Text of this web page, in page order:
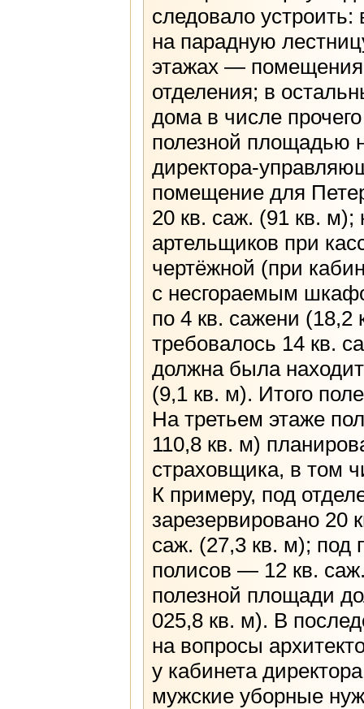
следовало
на парадную
этажах — помещения
отделения; в
дома в числе
полезной площадью
директора-
помещение для
20 кв. саж. (91 кв. м);
артельщиков при
чертёжной (при
с несгораемым
по 4 кв. сажени (18,2
требовалось 14 кв.
должна была
(9,1 кв. м). Итого
На третьем этаже
110,8 кв. м)
страховщика, в том
К примеру, под
зарезервировано 20
саж. (27,3 кв. м); под
полисов — 12 кв.
полезной площади
025,8 кв. м). В
на вопросы
у кабинета
мужские уборные